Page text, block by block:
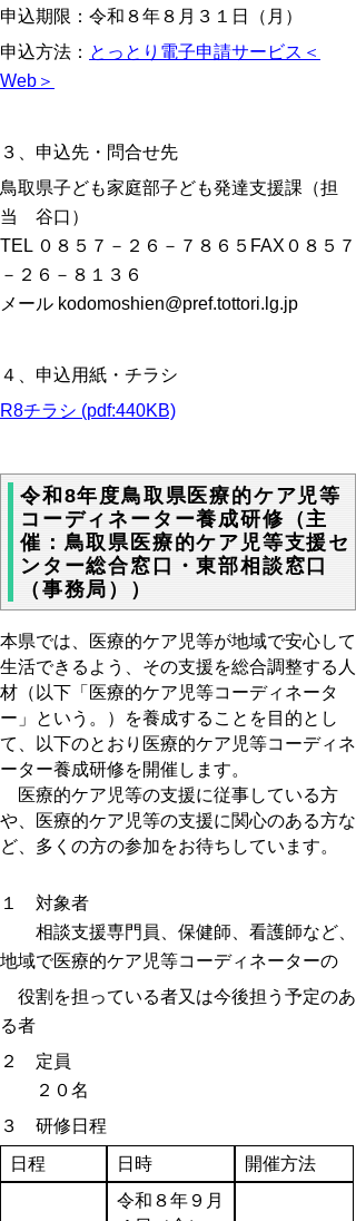
申込期限：令和８年８月３１日（月）
申込方法： とっとり電子申請サービス＜
Web＞
３、申込先・問合せ先
鳥取県子ども家庭部子ども発達支援課（担
当 谷口）
TEL ０８５７－２６－７８６５FAX０８５７
－２６－８１３６
メール kodomoshien@pref.tottori.lg.jp
４、申込用紙・チラシ
R8チラシ (pdf:440KB)
令和8年度鳥取県医療的ケア児等
コーディネーター養成研修（主
催：鳥取県医療的ケア児等支援セ
ンター総合窓口・東部相談窓口
（事務局））
本県では、医療的ケア児等が地域で安心して
生活できるよう、その支援を総合調整する人
材（以下「医療的ケア児等コーディネータ
ー」という。）を養成することを目的とし
て、以下のとおり医療的ケア児等コーディネ
ーター養成研修を開催します。
医療的ケア児等の支援に従事している方
や、医療的ケア児等の支援に関心のある方な
ど、多くの方の参加をお待ちしています。
１ 対象者
相談支援専門員、保健師、看護師など、
地域で医療的ケア児等コーディネーターの
役割を担っている者又は今後担う予定のあ
る者
２ 定員
２０名
３ 研修日程
日程
日時
開催方法
令和８年９月